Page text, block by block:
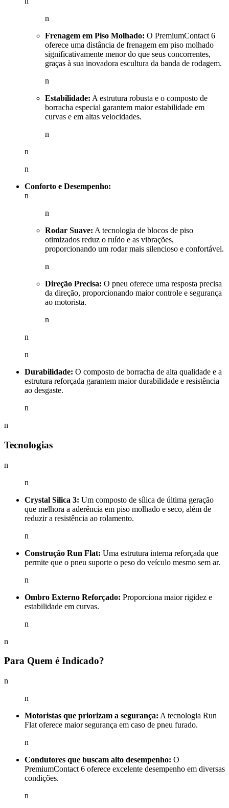
n
Frenagem em Piso Molhado: O PremiumContact 6
oferece uma distância de frenagem em piso molhado
significativamente menor do que seus concorrentes,
graças à sua inovadora escultura da banda de rodagem.
n
Estabilidade: A estrutura robusta e o composto de
borracha especial garantem maior estabilidade em
curvas e em altas velocidades.
n
n
n
Conforto e Desempenho:
n
n
Rodar Suave: A tecnologia de blocos de piso
otimizados reduz o ruído e as vibrações,
proporcionando um rodar mais silencioso e confortável.
n
Direção Precisa: O pneu oferece uma resposta precisa
da direção, proporcionando maior controle e segurança
ao motorista.
n
n
n
Durabilidade: O composto de borracha de alta qualidade e a
estrutura reforçada garantem maior durabilidade e resistência
ao desgaste.
n
n
Tecnologias
n
n
Crystal Silica 3: Um composto de sílica de última geração
que melhora a aderência em piso molhado e seco, além de
reduzir a resistência ao rolamento.
n
Construção Run Flat: Uma estrutura interna reforçada que
permite que o pneu suporte o peso do veículo mesmo sem ar.
n
Ombro Externo Reforçado: Proporciona maior rigidez e
estabilidade em curvas.
n
n
Para Quem é Indicado?
n
n
Motoristas que priorizam a segurança: A tecnologia Run
Flat oferece maior segurança em caso de pneu furado.
n
Condutores que buscam alto desempenho: O
PremiumContact 6 oferece excelente desempenho em diversas
condições.
n